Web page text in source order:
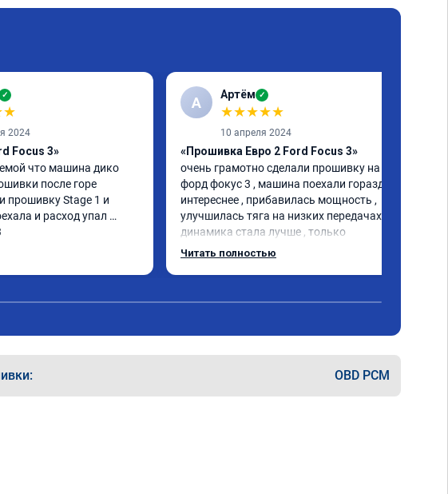
✓
★
2024
Focus 3»
что машина дико
после горе
прошивку Stage 1 и
и расход упал
А Артём ✓
★★★★★
10 апреля 2024
«Прошивка Евро 2 Ford Focus 3»
очень грамотно сделали прошивку на
форд фокус 3 , машина поехали гораздо
интереснее , прибавилась мощность ,
улучшилась тяга на низких передачах ,
динамика стала лучше , только
позитивные эмоции , цена
Читать полностью
OBD PCM